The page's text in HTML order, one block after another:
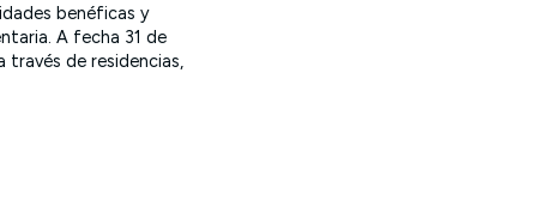
benéficas y
A fecha 31 de
de residencias,